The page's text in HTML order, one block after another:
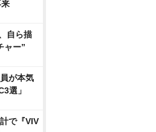
自ら描
ャー”
が本気
選」
で『VIV